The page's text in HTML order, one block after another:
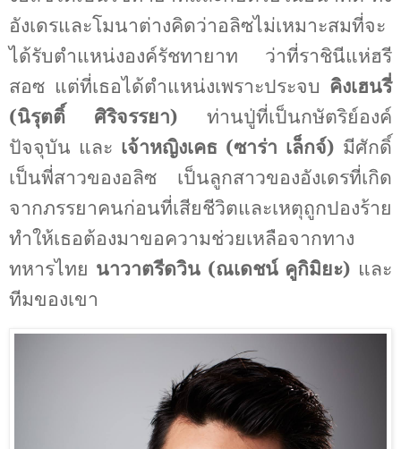
อังเดรและโมนาต่างคิดว่าอลิซไม่เหมาะสมที่จะ
ได้รับตำแหน่งองค์รัชทายาท ว่าที่ราชินีแห่ฮรี
สอซ แต่ที่เธอได้ตำแหน่งเพราะประจบ คิงเฮนรี่
(นิรุตติ์ ศิริจรรยา) ท่านปู่ที่เป็นกษัตริย์องค์
ปัจจุบัน และ เจ้าหญิงเคธ (ซาร่า เล็กจ์) มีศักดิ์
เป็นพี่สาวของอลิซ เป็นลูกสาวของอังเดรที่เกิด
จากภรรยาคนก่อนที่เสียชีวิตและเหตุถูกปองร้าย
ทำให้เธอต้องมาขอความช่วยเหลือจากทาง
ทหารไทย นาวาตรีดวิน (ณเดชน์ คูกิมิยะ) และ
ทีมของเขา